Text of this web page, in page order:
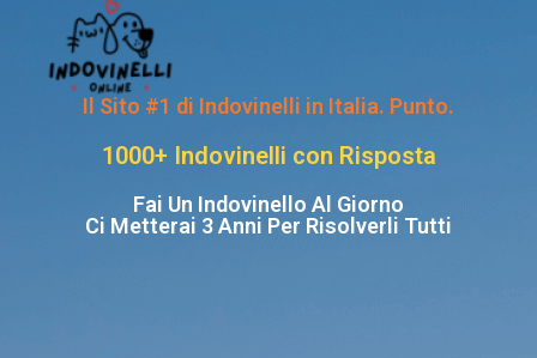
Il Sito #1 di Indovinelli in Italia. Punto.
1000+ Indovinelli con Risposta
Fai Un Indovinello Al Giorno
Ci Metterai 3 Anni Per Risolverli Tutti